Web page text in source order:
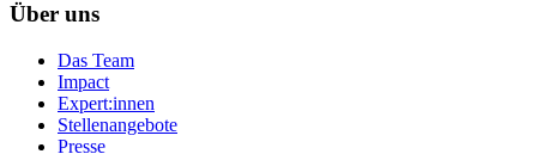
Über uns
Das Team
Impact
Expert:innen
Stellenangebote
Presse